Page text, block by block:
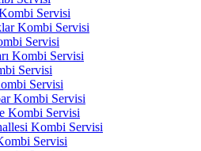
Servisi
Kombi Servisi
Servisi
Kombi Servisi
Servisi
Servisi
Kombi Servisi
Kombi Servisi
Kombi Servisi
Servisi